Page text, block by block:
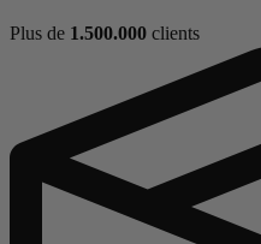
Plus de 1.500.000 clients